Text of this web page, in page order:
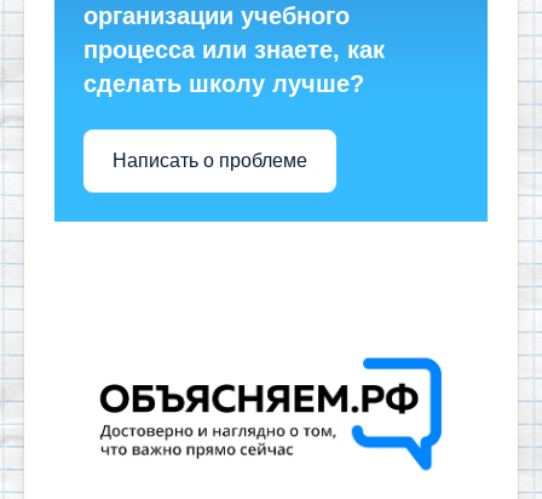
организации учебного
процесса или знаете, как
сделать школу лучше?
Написать о проблеме